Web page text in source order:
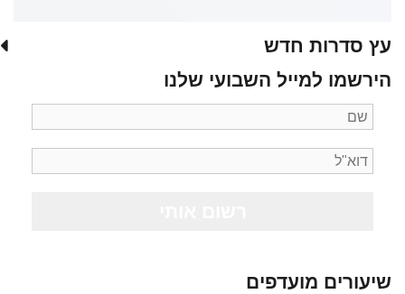
עץ סדרות חדש
הירשמו למייל השבועי שלנו
שיעורים מועדפים